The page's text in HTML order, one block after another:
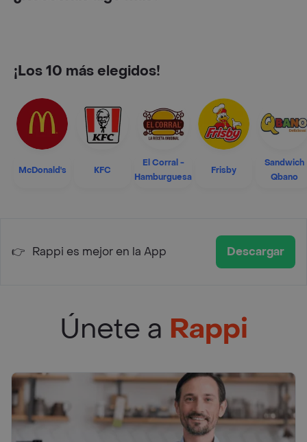
¡Los 10 más elegidos!
McDonald's KFC
El Corral -
Hamburguesa
Frisby
Sandwich
Qbano
👉 Rappi es mejor en la App Descargar
Únete a Rappi